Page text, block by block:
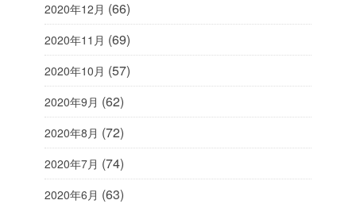
2020年12月 (66)
2020年11月 (69)
2020年10月 (57)
2020年9月 (62)
2020年8月 (72)
2020年7月 (74)
2020年6月 (63)